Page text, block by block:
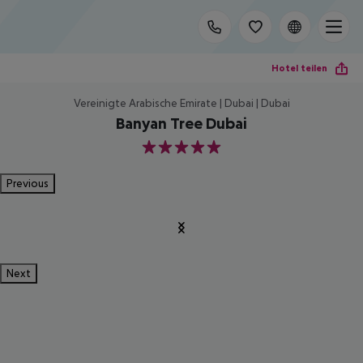
Hotel teilen
Vereinigte Arabische Emirate | Dubai | Dubai
Banyan Tree Dubai
5
Previous
Next